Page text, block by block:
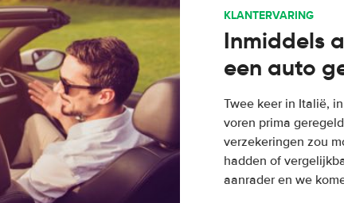
KLANTERVARING
Inmiddels
een auto
Twee keer in Italië,
voren prima
verzekeringen zou
hadden of
aanrader en we